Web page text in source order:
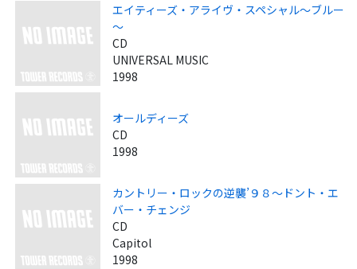
エイティーズ・アライヴ・スペシャル～ブルー
～
CD
UNIVERSAL MUSIC
1998
オールディーズ
CD
1998
カントリー・ロックの逆襲’９８～ドント・エ
バー・チェンジ
CD
Capitol
1998